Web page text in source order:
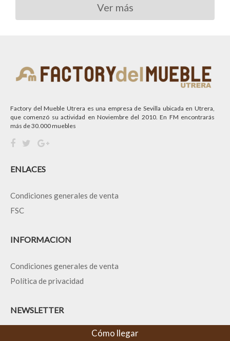
Ver más
Factory del Mueble Utrera es una empresa de Sevilla ubicada en Utrera,
que comenzó su actividad en Noviembre del 2010. En FM encontrarás
más de 30.000 muebles
ENLACES
Condiciones generales de venta
FSC
INFORMACION
Condiciones generales de venta
Política de privacidad
NEWSLETTER
Ofertas y descuentos en tu correo:
Cómo llegar